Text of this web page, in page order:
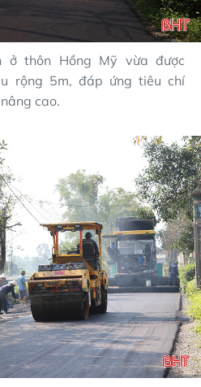
ở thôn Hồng Mỹ vừa được
rộng 5m, đáp ứng tiêu chí
cao.